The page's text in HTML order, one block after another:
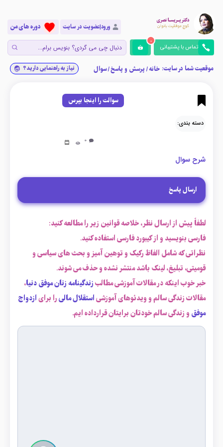
ورود|عضویت در سایت دوره های من
تماس با پشتیبانی
0
موقعیت شما در سایت: خانه/پرسش و پاسخ/سوال نیاز به راهنمایی دارید؟
سوالت را اینجا بپرس
دسته بندی:
0
شرح سوال
ارسال پاسخ
لطفاً پیش از ارسال نظر، خلاصه قوانین زیر را مطالعه کنید:
فارسی بنویسید و از کیبورد فارسی استفاده کنید.
نظراتی که شامل الفاظ رکیک و توهین آمیز و بحث های سیاسی و
قومیتی، تبلیغ، لینک باشد منتشر نشده و حذف می شوند.
خبر خوب اینکه در مقالات آموزشی مطالبزندگینامه زنان موفق دنیا،
مقالات زندگی سالم و ویدئوهای آموزشیاستقلال مالیرا برایازدواج
موفق و زندگی سالم خودتان برایتان قرارداده ایم.